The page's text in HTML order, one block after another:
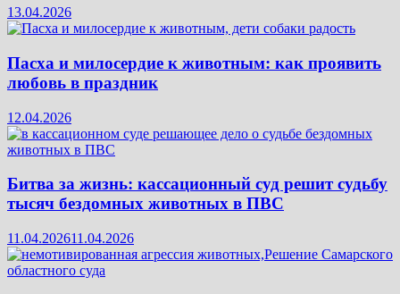
13.04.2026
Пасха и милосердие к животным: как проявить
любовь в праздник
12.04.2026
Битва за жизнь: кассационный суд решит судьбу
тысяч бездомных животных в ПВС
11.04.202611.04.2026